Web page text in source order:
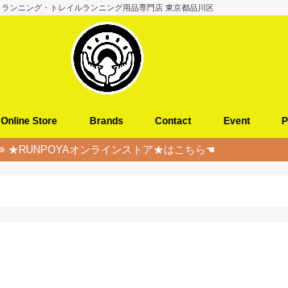
ランニング・トレイルランニング用品専門店 東京都品川区
Online Store Brands Contact Event
★RUNPOYAオンラインストア★はこちら☚